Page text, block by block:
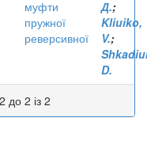
муфти
пружної
реверсивної
Д.;
Kliuiko,
V.;
D.
до 2 із 2